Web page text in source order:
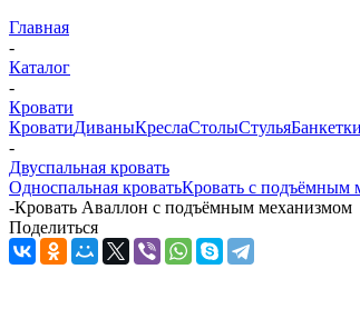
Главная
-
Каталог
-
Кровати
КроватиДиваныКреслаСтолыСтулья
-
Двуспальная кровать
Односпальная кроватьКровать с подъёмным
-Кровать Аваллон с подъёмным механизмом
Поделиться